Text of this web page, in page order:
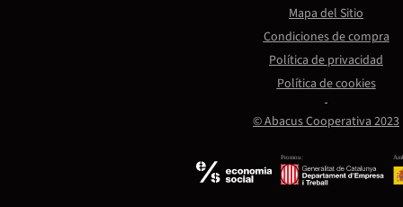
Promou:
© Abacus Cooperativa 2023
Mapa del Sitio
Condiciones de compra
Política de privacidad
Política de cookies